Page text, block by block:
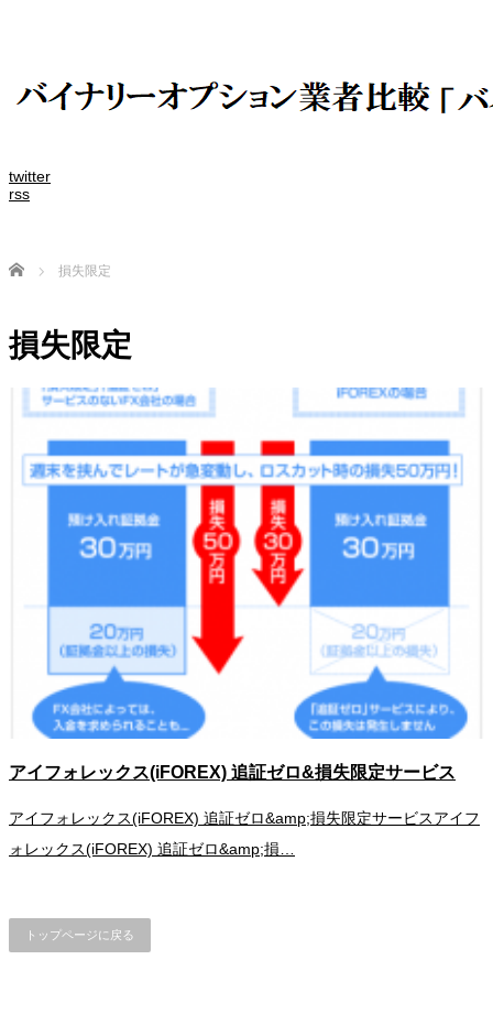
twitter
rss
Home 損失限定
損失限定
アイフォレックス(iFOREX) 追証ゼロ&損失限定サービス
アイフォレックス(iFOREX) 追証ゼロ&amp;損失限定サービスアイフ
ォレックス(iFOREX) 追証ゼロ&amp;損…
トップページに戻る